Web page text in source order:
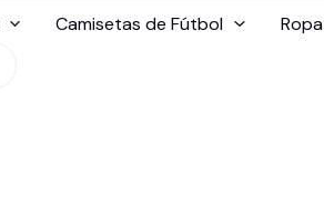
Camisetas de Fútbol Ropa